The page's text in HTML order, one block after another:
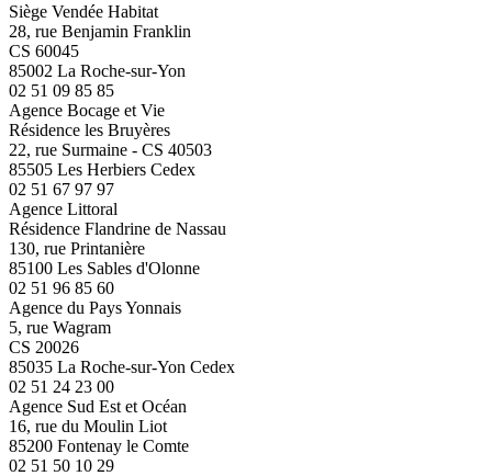
Siège Vendée Habitat
28, rue Benjamin Franklin
CS 60045
85002 La Roche-sur-Yon
02 51 09 85 85
Agence Bocage et Vie
Résidence les Bruyères
22, rue Surmaine - CS 40503
85505 Les Herbiers Cedex
02 51 67 97 97
Agence Littoral
Résidence Flandrine de Nassau
130, rue Printanière
85100 Les Sables d'Olonne
02 51 96 85 60
Agence du Pays Yonnais
5, rue Wagram
CS 20026
85035 La Roche-sur-Yon Cedex
02 51 24 23 00
Agence Sud Est et Océan
16, rue du Moulin Liot
85200 Fontenay le Comte
02 51 50 10 29